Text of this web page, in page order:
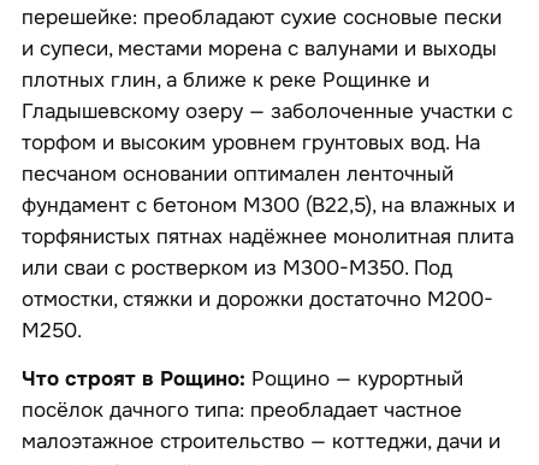
перешейке: преобладают сухие сосновые пески
и супеси, местами морена с валунами и выходы
плотных глин, а ближе к реке Рощинке и
Гладышевскому озеру — заболоченные участки с
торфом и высоким уровнем грунтовых вод. На
песчаном основании оптимален ленточный
фундамент с бетоном М300 (B22,5), на влажных и
торфянистых пятнах надёжнее монолитная плита
или сваи с ростверком из М300-М350. Под
отмостки, стяжки и дорожки достаточно М200-
М250.
Что строят в Рощино: Рощино — курортный
посёлок дачного типа: преобладает частное
малоэтажное строительство — коттеджи, дачи и